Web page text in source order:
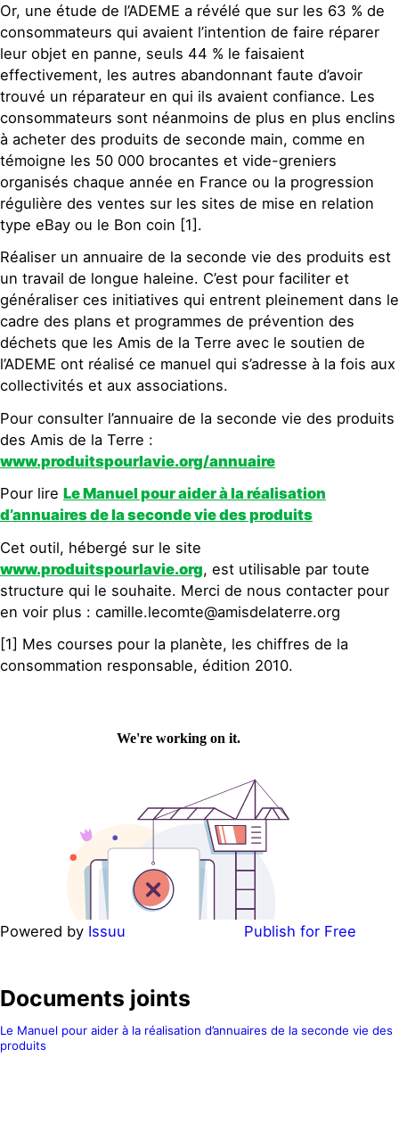
Or, une étude de l’ADEME a révélé que sur les 63 % de
consommateurs qui avaient l’intention de faire réparer
leur objet en panne, seuls 44 % le faisaient
effectivement, les autres abandonnant faute d’avoir
trouvé un réparateur en qui ils avaient confiance. Les
consommateurs sont néanmoins de plus en plus enclins
à acheter des produits de seconde main, comme en
témoigne les 50 000 brocantes et vide-greniers
organisés chaque année en France ou la progression
régulière des ventes sur les sites de mise en relation
type eBay ou le Bon coin [1].
Réaliser un annuaire de la seconde vie des produits est
un travail de longue haleine. C’est pour faciliter et
généraliser ces initiatives qui entrent pleinement dans le
cadre des plans et programmes de prévention des
déchets que les Amis de la Terre avec le soutien de
l’ADEME ont réalisé ce manuel qui s’adresse à la fois aux
collectivités et aux associations.
Pour consulter l’annuaire de la seconde vie des produits
des Amis de la Terre :
www.produitspourlavie.org/annuaire
Pour lire Le Manuel pour aider à la réalisation
d’annuaires de la seconde vie des produits
Cet outil, hébergé sur le site
www.produitspourlavie.org, est utilisable par toute
structure qui le souhaite. Merci de nous contacter pour
en voir plus : camille.lecomte@amisdelaterre.org
[1] Mes courses pour la planète, les chiffres de la
consommation responsable, édition 2010.
Powered by Issuu Publish for Free
Documents joints
Le Manuel pour aider à la réalisation d’annuaires de la seconde vie des
produits